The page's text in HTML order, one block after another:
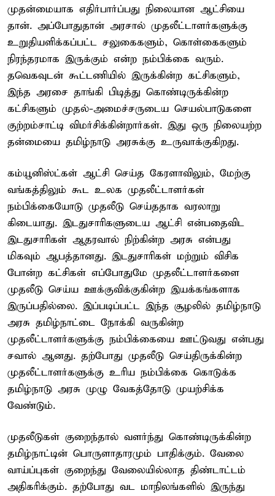
முதன்மையாக எதிர்பார்ப்பது நிலையான ஆட்சியை
தான். அப்போதுதான் அரசால் முதலீட்டாளர்களுக்கு
உறுதியளிக்கப்பட்ட சலுகைகளும், கொள்கைகளும்
நிரந்தரமாக இருக்கும் என்ற நம்பிக்கை வரும்.
தவெகவுடன் கூட்டணியில் இருக்கின்ற கட்சிகளும்,
இந்த அரசை தாங்கி பிடித்து கொண்டிருக்கின்ற
கட்சிகளும் முதல்-அமைச்சருடைய செயல்பாடுகளை
குற்றம்சாட்டி விமர்சிக்கின்றார்கள். இது ஒரு நிலையற்ற
தன்மையை தமிழ்நாடு அரசுக்கு உருவாக்குகிறது.
கம்யூனிஸ்ட்கள் ஆட்சி செய்த கேரளாவிலும், மேற்கு
வங்கத்திலும் கூட உலக முதலீட்டாளர்கள்
நம்பிக்கையோடு முதலீடு செய்ததாக வரலாறு
கிடையாது. இடதுசாரிகளுடைய ஆட்சி என்பதைவிட
இடதுசாரிகள் ஆதரவால் நிற்கின்ற அரசு என்பது
மிகவும் ஆபத்தானது. இடதுசாரிகள் மற்றும் விசிக
போன்ற கட்சிகள் எப்போதுமே முதலீட்டாளர்களை
முதலீடு செய்ய ஊக்குவிக்குகின்ற இயக்கங்களாக
இருப்பதில்லை. இப்படிப்பட்ட இந்த சூழலில் தமிழ்நாடு
அரசு தமிழ்நாட்டை நோக்கி வருகின்ற
முதலீட்டாளர்களுக்கு நம்பிக்கையை ஊட்டுவது என்பது
சவால் ஆனது. தற்போது முதலீடு செய்திருக்கின்ற
முதலீட்டாளர்களுக்கு உரிய நம்பிக்கை கொடுக்க
தமிழ்நாடு அரசு முழு வேகத்தோடு முயற்சிக்க
வேண்டும்.
முதலீடுகள் குறைந்தால் வளர்ந்து கொண்டிருக்கின்ற
தமிழ்நாட்டின் பொருளாதாரமும் பாதிக்கும். வேலை
வாய்ப்புகள் குறைந்து வேலையில்லாத திண்டாட்டம்
அதிகரிக்கும். தற்போது வட மாநிலங்களில் இருந்து